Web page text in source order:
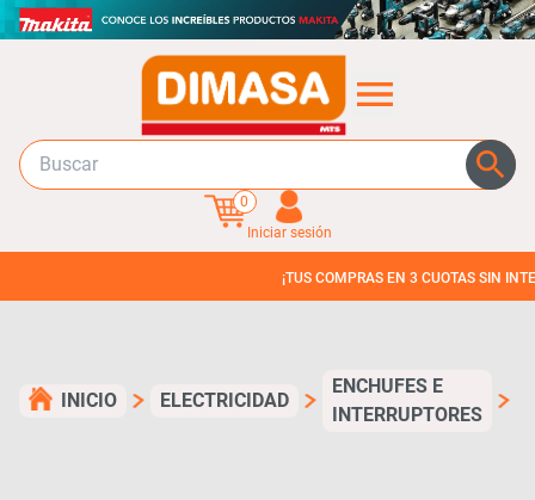
0
Iniciar sesión
¡TUS COMPRAS EN 3 CUOTAS SIN INTERES!
INICIO ELECTRICIDAD
ENCHUFES E
INTERRUPTORES